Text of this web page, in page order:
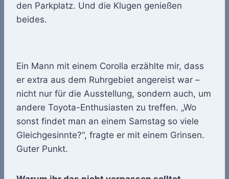
den Parkplatz. Und die Klugen genießen
beides.
Ein Mann mit einem Corolla erzählte mir, dass
er extra aus dem Ruhrgebiet angereist war –
nicht nur für die Ausstellung, sondern auch, um
andere Toyota-Enthusiasten zu treffen. „Wo
sonst findet man an einem Samstag so viele
Gleichgesinnte?“, fragte er mit einem Grinsen.
Guter Punkt.